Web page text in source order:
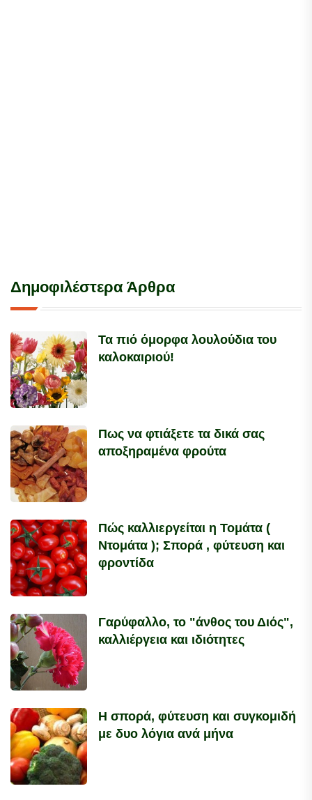
Δημοφιλέστερα Άρθρα
Τα πιό όμορφα λουλούδια του
καλοκαιριού!
Πως να φτιάξετε τα δικά σας
αποξηραμένα φρούτα
Πώς καλλιεργείται η Τομάτα (
Ντομάτα ); Σπορά , φύτευση και
φροντίδα
Γαρύφαλλο, το "άνθος του Διός",
καλλιέργεια και ιδιότητες
Η σπορά, φύτευση και συγκομιδή
με δυο λόγια ανά μήνα